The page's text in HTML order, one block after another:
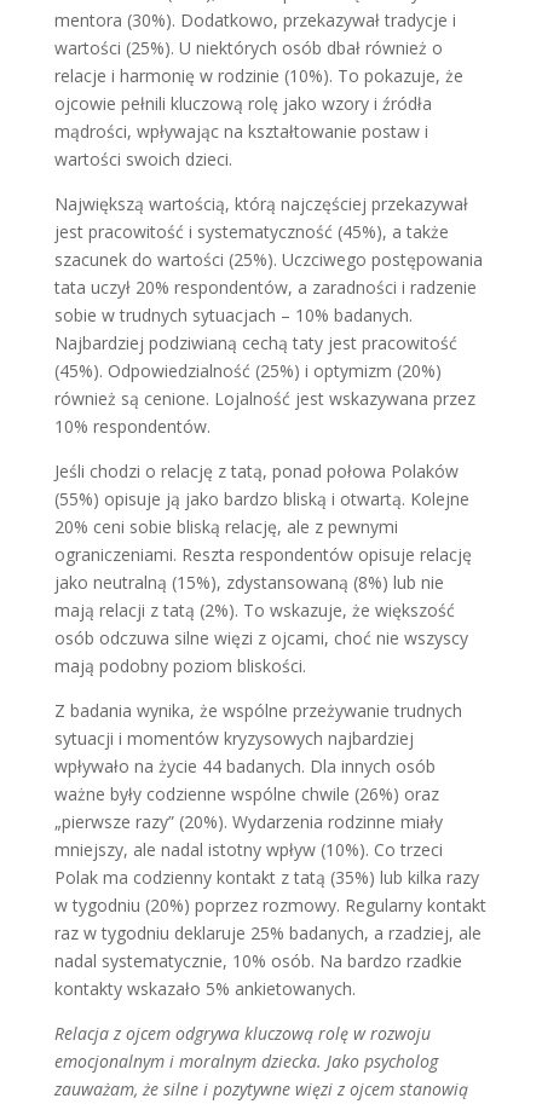
mentora (30%). Dodatkowo, przekazywał tradycje i
wartości (25%). U niektórych osób dbał również o
relacje i harmonię w rodzinie (10%). To pokazuje, że
ojcowie pełnili kluczową rolę jako wzory i źródła
mądrości, wpływając na kształtowanie postaw i
wartości swoich dzieci.
Największą wartością, którą najczęściej przekazywał
jest pracowitość i systematyczność (45%), a także
szacunek do wartości (25%). Uczciwego postępowania
tata uczył 20% respondentów, a zaradności i radzenie
sobie w trudnych sytuacjach – 10% badanych.
Najbardziej podziwianą cechą taty jest pracowitość
(45%). Odpowiedzialność (25%) i optymizm (20%)
również są cenione. Lojalność jest wskazywana przez
10% respondentów.
Jeśli chodzi o relację z tatą, ponad połowa Polaków
(55%) opisuje ją jako bardzo bliską i otwartą. Kolejne
20% ceni sobie bliską relację, ale z pewnymi
ograniczeniami. Reszta respondentów opisuje relację
jako neutralną (15%), zdystansowaną (8%) lub nie
mają relacji z tatą (2%). To wskazuje, że większość
osób odczuwa silne więzi z ojcami, choć nie wszyscy
mają podobny poziom bliskości.
Z badania wynika, że wspólne przeżywanie trudnych
sytuacji i momentów kryzysowych najbardziej
wpływało na życie 44 badanych. Dla innych osób
ważne były codzienne wspólne chwile (26%) oraz
„pierwsze razy” (20%). Wydarzenia rodzinne miały
mniejszy, ale nadal istotny wpływ (10%). Co trzeci
Polak ma codzienny kontakt z tatą (35%) lub kilka razy
w tygodniu (20%) poprzez rozmowy. Regularny kontakt
raz w tygodniu deklaruje 25% badanych, a rzadziej, ale
nadal systematycznie, 10% osób. Na bardzo rzadkie
kontakty wskazało 5% ankietowanych.
Relacja z ojcem odgrywa kluczową rolę w rozwoju
emocjonalnym i moralnym dziecka. Jako psycholog
zauważam, że silne i pozytywne więzi z ojcem stanowią